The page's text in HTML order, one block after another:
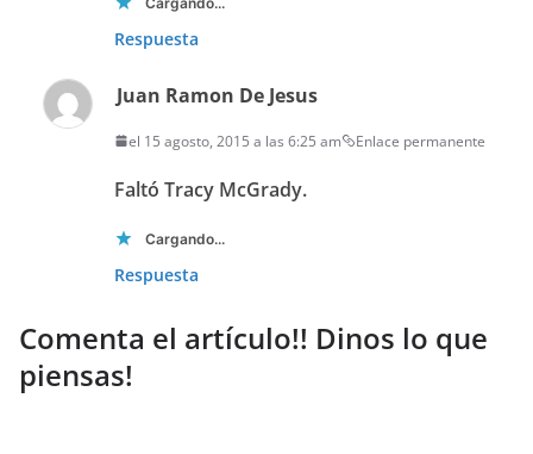
Respuesta
Juan Ramon De Jesus
el 15 agosto, 2015 a las 6:25 am Enlace permanente
Faltó Tracy McGrady.
Cargando...
Respuesta
Comenta el artículo!! Dinos lo que
piensas!